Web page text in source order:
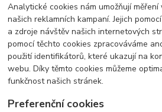
Analytické cookies nám umožňují
našich reklamních kampaní. Jejich
a zdroje návštěv našich internetových
pomocí těchto cookies zpracováváme
použití identifikátorů, které ukazují na
webu. Díky těmto cookies můžeme
funkčnost našich stránek.
Preferenční cookies